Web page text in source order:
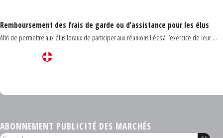
Remboursement des frais de garde ou d’assistance pour les élus
Afin de permettre aux élus locaux de participer aux réunions liées à l’exercice de leur ...
ABONNEMENT PUBLICITÉ DES MARCHÉS